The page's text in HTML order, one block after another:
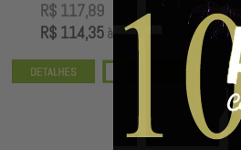
R$ 117,89
R$ 114,35à vista